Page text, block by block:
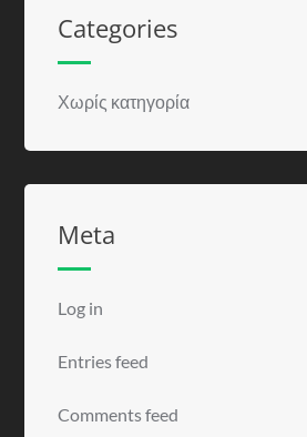
Categories
Χωρίς κατηγορία
Meta
Log in
Entries feed
Comments feed